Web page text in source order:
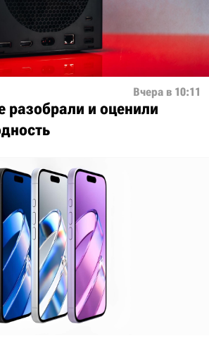
Вчера в 10:11
разобрали и оценили